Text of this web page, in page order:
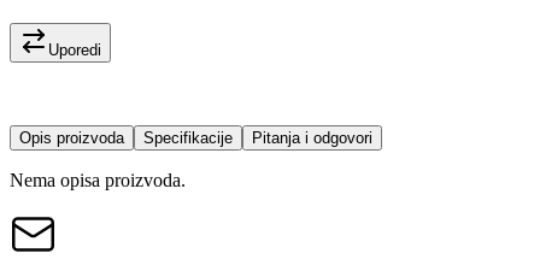
Uporedi
Opis proizvoda Specifikacije Pitanja i odgovori
Nema opisa proizvoda.